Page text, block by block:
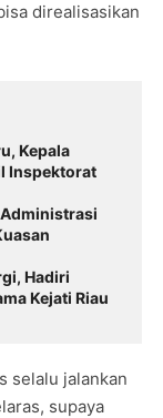
direalisasikan
Kepala
Inspektorat
Administrasi
Hadiri
Kejati Riau
selalu jalankan
supaya